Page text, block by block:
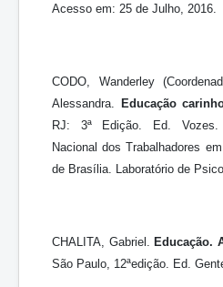
Acesso em: 25 de Julho, 2016.
CODO, Wanderley
Alessandra. Educação
RJ: 3ª Edição. Ed. Vozes.
Nacional dos Trabalhadores
de Brasília. Laboratório de
CHALITA, Gabriel.Educação.
São Paulo, 12ªedição. Ed.